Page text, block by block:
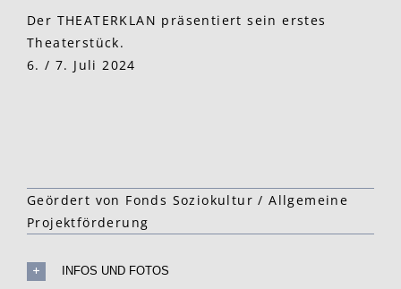
Der THEATERKLAN präsentiert sein erstes
Theaterstück.
6. / 7. Juli 2024
Geördert von Fonds Soziokultur / Allgemeine
Projektförderung
INFOS UND FOTOS